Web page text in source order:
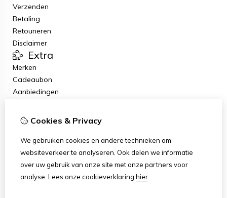
Verzenden
Betaling
Retouneren
Disclaimer
Extra
Merken
Cadeaubon
Aanbiedingen
Inloggen
Klantenservice
Contact
Retourneren
Sitemap
Cookies & Privacy
We gebruiken cookies en andere technieken om
websiteverkeer te analyseren. Ook delen we informatie
over uw gebruik van onze site met onze partners voor
analyse. Lees onze cookieverklaring hier